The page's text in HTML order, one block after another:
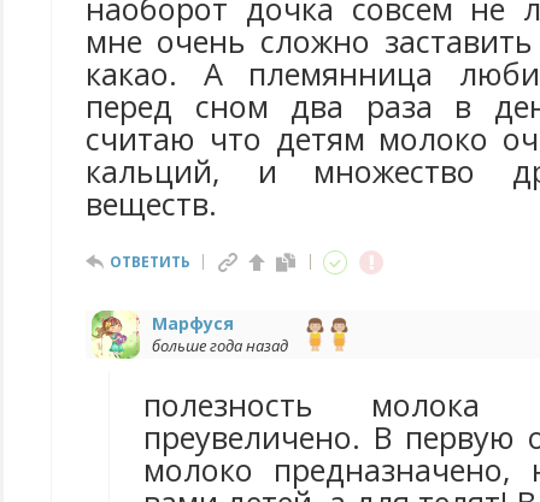
наоборот дочка совсем не
мне очень сложно
какао. А племянница
перед сном два раза в
считаю что детям молоко
кальций, и множество
веществ.
ОТВЕТИТЬ
Марфуся
больше года назад
полезность молока
преувеличено. В первую
молоко